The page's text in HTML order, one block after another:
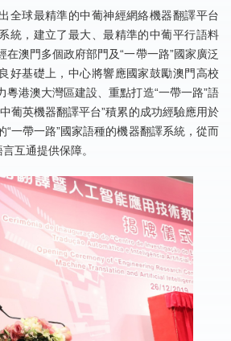
全球最精準的中葡神經網絡機器翻譯平台
統，建立了最大、最精準的中葡平行語料
在澳門多個政府部門及“一帶一路”國家廣泛
好基礎上，中心將響應國家鼓勵澳門高校
粵港澳大灣區建設、重點打造“一帶一路”語
葡英機器翻譯平台”積累的成功經驗應用於
“一帶一路”國家語種的機器翻譯系統，從而
互通提供保障。